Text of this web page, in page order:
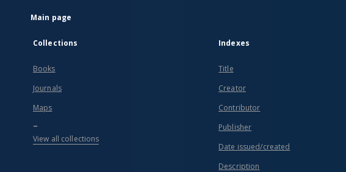
Main page
Collections
Books
Journals
Maps
...
View all collections
Indexes
Title
Creator
Contributor
Publisher
Date issued/created
Description